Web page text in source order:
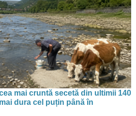
mai cruntă secetă din ultimii 140
dura cel puțin până în